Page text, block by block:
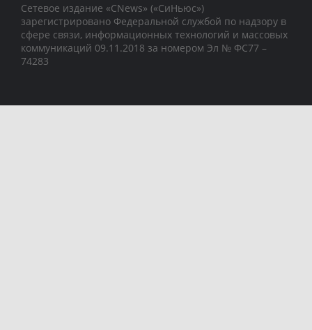
Сетевое издание «CNews» («СиНьюс»)
зарегистрировано Федеральной службой по надзору в
сфере связи, информационных технологий и массовых
коммуникаций 09.11.2018 за номером Эл № ФС77 –
74283